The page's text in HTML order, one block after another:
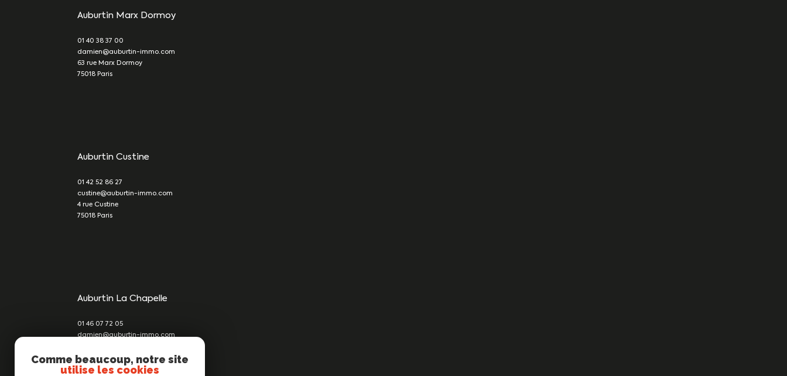
Auburtin Marx Dormoy
01 40 38 37 00
damien@auburtin-immo.com
63 rue Marx Dormoy
75018
Paris
Auburtin Custine
01 42 52 86 27
custine@auburtin-immo.com
4 rue Custine
75018
Paris
Auburtin La Chapelle
01 46 07 72 05
damien@auburtin-immo.com
75010 Paris
Comme beaucoup, notre site
utilise les cookies